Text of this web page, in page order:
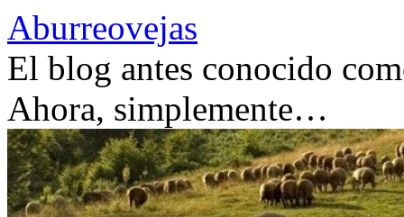
Saltar
al
contenido
Aburreovejas
El blog antes conocido
Ahora, simplemente…